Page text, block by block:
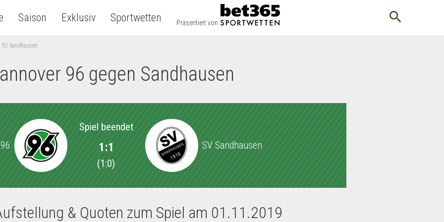
Saison Exklusiv Sportwetten Präsentiert von search
Sandhausen
96 gegen Sandhausen
Spiel beendet
1:1
(1:0)
SV Sandhausen
& Quoten zum Spiel am 01.11.2019